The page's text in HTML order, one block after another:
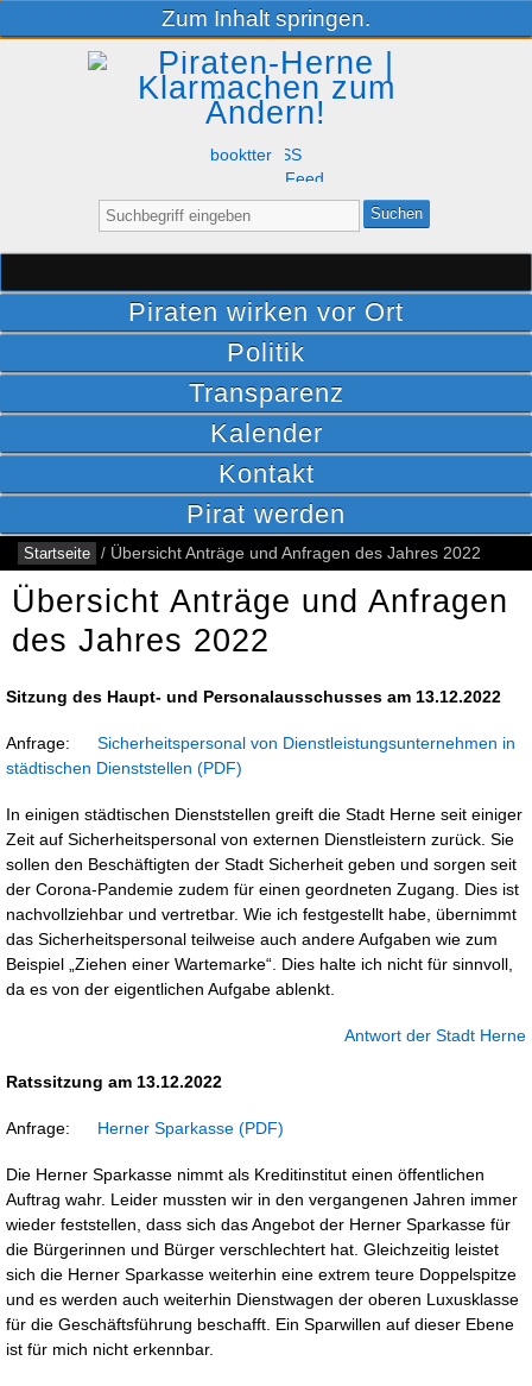
Zum Inhalt springen.
FacebookTwitterRSS
Feed
Suche
nach:
Piraten wirken vor Ort
Politik
Transparenz
Kalender
Kontakt
Pirat werden
Startseite / Übersicht Anträge und Anfragen des Jahres 2022
Übersicht Anträge und Anfragen
des Jahres 2022
Sitzung des Haupt- und Personalausschusses am 13.12.2022
Anfrage:
Sicherheitspersonal von Dienstleistungsunternehmen in
städtischen Dienststellen
In einigen städtischen Dienststellen greift die Stadt Herne seit einiger
Zeit auf Sicherheitspersonal von externen Dienstleistern zurück. Sie
sollen den Beschäftigten der Stadt Sicherheit geben und sorgen seit
der Corona-Pandemie zudem für einen geordneten Zugang. Dies ist
nachvollziehbar und vertretbar. Wie ich festgestellt habe, übernimmt
das Sicherheitspersonal teilweise auch andere Aufgaben wie zum
Beispiel „Ziehen einer Wartemarke“. Dies halte ich nicht für sinnvoll,
da es von der eigentlichen Aufgabe ablenkt.
Antwort der Stadt Herne
Ratssitzung am 13.12.2022
Anfrage: Herner Sparkasse
Die Herner Sparkasse nimmt als Kreditinstitut einen öffentlichen
Auftrag wahr. Leider mussten wir in den vergangenen Jahren immer
wieder feststellen, dass sich das Angebot der Herner Sparkasse für
die Bürgerinnen und Bürger verschlechtert hat. Gleichzeitig leistet
sich die Herner Sparkasse weiterhin eine extrem teure Doppelspitze
und es werden auch weiterhin Dienstwagen der oberen Luxusklasse
für die Geschäftsführung beschafft. Ein Sparwillen auf dieser Ebene
ist für mich nicht erkennbar.